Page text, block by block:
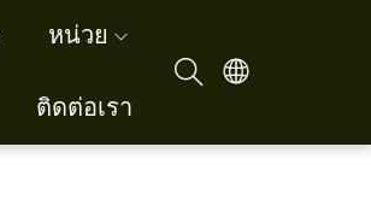
หน่วย
ติดต่อเรา